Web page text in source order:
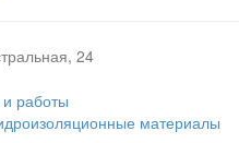
24
работы
материалы